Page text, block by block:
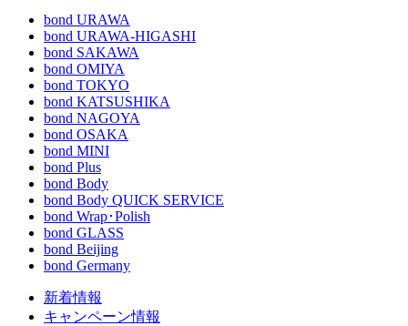
bond URAWA
bond URAWA-HIGASHI
bond SAKAWA
bond OMIYA
bond TOKYO
bond KATSUSHIKA
bond NAGOYA
bond OSAKA
bond MINI
bond Plus
bond Body
bond Body QUICK SERVICE
bond Wrap･Polish
bond GLASS
bond Beijing
bond Germany
新着情報
キャンペーン情報